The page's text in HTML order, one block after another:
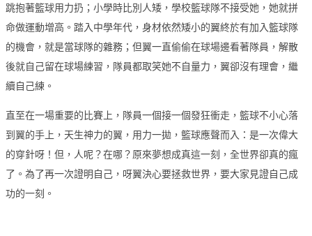
跳抱著籃球用力扔；小學時比別人矮，學校籃球隊不接受她，她就拼
命做運動增高。踏入中學年代，身材依然矮小的翼終於有加入籃球隊
的機會，就是當球隊的雜務；但翼一直偷偷在球場邊看著隊員，解散
後就自己留在球場練習，隊員都取笑她不自量力，翼卻沒有理會，繼
續自己練。
直至在一場重要的比賽上，隊員一個接一個發狂衝走，籃球不小心落
到翼的手上，天生神力的翼，用力一拋，籃球應聲而入：是一次偉大
的穿針呀！但，人呢？在哪？原來夢想成真這一刻，全世界卻真的瘋
了。為了再一次證明自己，呀翼決心要拯救世界，要大家見證自己成
功的一刻。